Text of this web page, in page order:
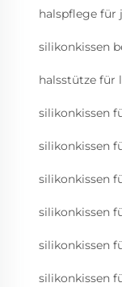
halspflege für
silikonkissen
halsstütze für
silikonkissen
silikonkissen
silikonkissen
silikonkissen
silikonkissen
silikonkissen